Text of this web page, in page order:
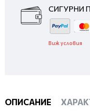
СИГУРНИ
Виж условия
ОПИСАНИЕ